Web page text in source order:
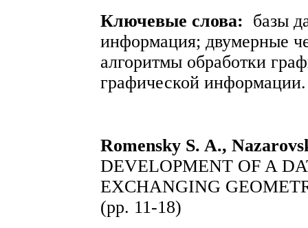
Ключевые слова: базы
информация; двумерные
алгоритмы обработки
графической информации.
Romensky S. A.,
DEVELOPMENT OF A
EXCHANGING
(рр. 11-18)